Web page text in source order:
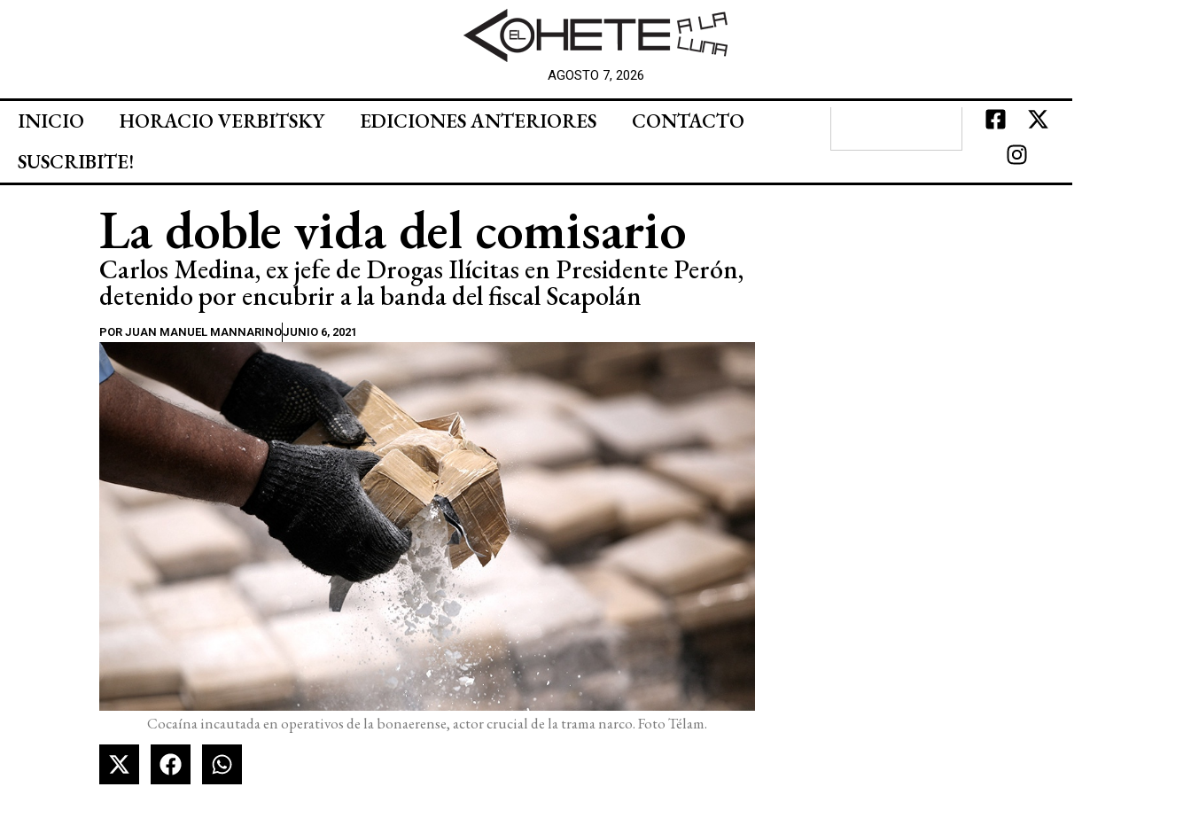
AGOSTO 7, 2026
INICIO HORACIO VERBITSKY EDICIONES ANTERIORES
CONTACTO
SUSCRIBITE!
La doble vida del comisario
Carlos Medina, ex jefe de Drogas Ilícitas en Presidente Perón,
detenido por encubrir a la banda del fiscal Scapolán
POR JUAN MANUEL MANNARINOJUNIO 6, 2021
Cocaína incautada en operativos de la bonaerense, actor crucial de la trama narco. Foto Télam.